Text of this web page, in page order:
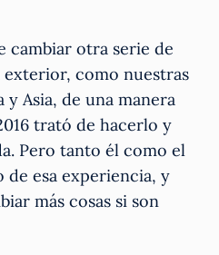
cambiar otra serie de
como nuestras
Asia, de una manera
trató de hacerlo y
Pero tanto él como el
esa experiencia, y
más cosas si son